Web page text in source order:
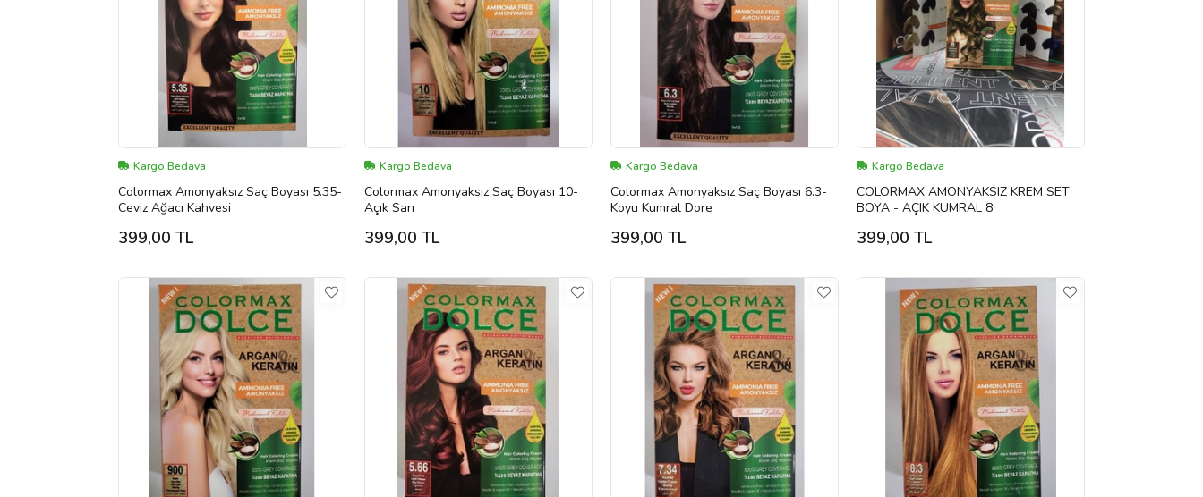
Kargo Bedava
Colormax Amonyaksız Saç Boyası 5.35-
Ceviz Ağacı Kahvesi
399,00 TL
Kargo Bedava
Colormax Amonyaksız Saç Boyası 10-
Açık Sarı
399,00 TL
Kargo Bedava
Colormax Amonyaksız Saç Boyası 6.3-
Koyu Kumral Dore
399,00 TL
Kargo Bedava
COLORMAX AMONYAKSIZ KREM SET
BOYA - AÇIK KUMRAL 8
399,00 TL